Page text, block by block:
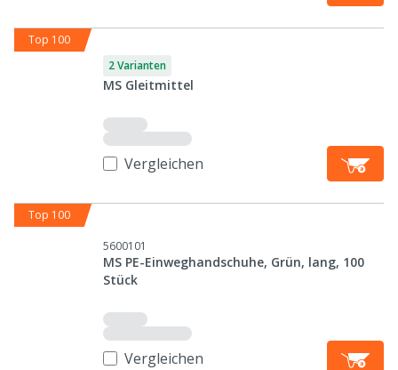
Top 100
2 Varianten
MS Gleitmittel
Vergleichen
Top 100
5600101
MS PE-Einweghandschuhe, Grün, lang, 100
Stück
Vergleichen